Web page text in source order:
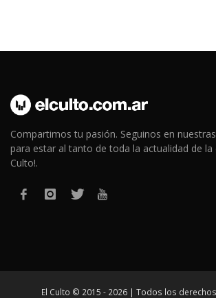
Compartimos tu pasión. Seguinos en
para estar al tanto de toda la actualidad de la
Culto!.
El Culto © 2015 - 2026 | Todos los